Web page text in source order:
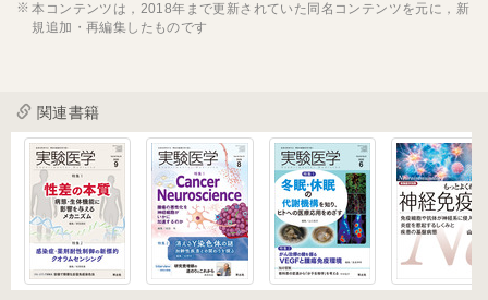
本コンテンツは，2018年まで更新されていた同名コンテンツを元に，新
規追加・再編集したものです
関連書籍